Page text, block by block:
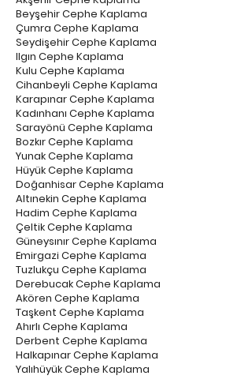
Beyşehir Cephe Kaplama
Çumra Cephe Kaplama
Seydişehir Cephe Kaplama
Ilgın Cephe Kaplama
Kulu Cephe Kaplama
Cihanbeyli Cephe Kaplama
Karapınar Cephe Kaplama
Kadınhanı Cephe Kaplama
Sarayönü Cephe Kaplama
Bozkır Cephe Kaplama
Yunak Cephe Kaplama
Hüyük Cephe Kaplama
Doğanhisar Cephe Kaplama
Altınekin Cephe Kaplama
Hadim Cephe Kaplama
Çeltik Cephe Kaplama
Güneysınır Cephe Kaplama
Emirgazi Cephe Kaplama
Tuzlukçu Cephe Kaplama
Derebucak Cephe Kaplama
Akören Cephe Kaplama
Taşkent Cephe Kaplama
Ahırlı Cephe Kaplama
Derbent Cephe Kaplama
Halkapınar Cephe Kaplama
Yalıhüyük Cephe Kaplama